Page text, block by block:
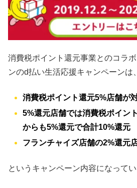
消費税ポイント還元事業とのコラ
ンのd払い生活応援キャンペーンは、
消費税ポイント還元5%店舗が
5%還元店舗では消費税ポイン
からも5%還元で合計10%還元
フランチャイズ店舗の2%還元
というキャンペーン内容になってい